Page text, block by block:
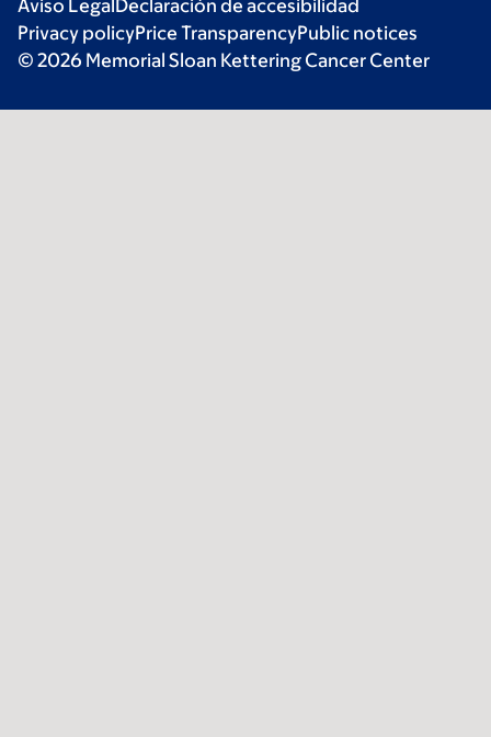
Aviso Legal Declaración de accesibilidad
Privacy policyPrice TransparencyPublic notices
© 2026 Memorial Sloan Kettering Cancer Center